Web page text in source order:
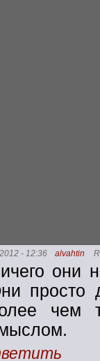
- 12:36 alvahtin
они
просто
чем